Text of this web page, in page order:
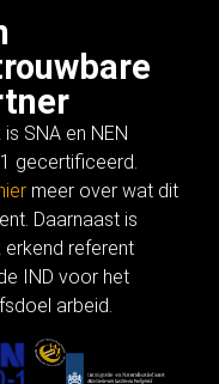
is SNA en NEN
gecertificeerd.
meer over wat dit
Daarnaast is
erkend referent
IND voor het
arbeid.